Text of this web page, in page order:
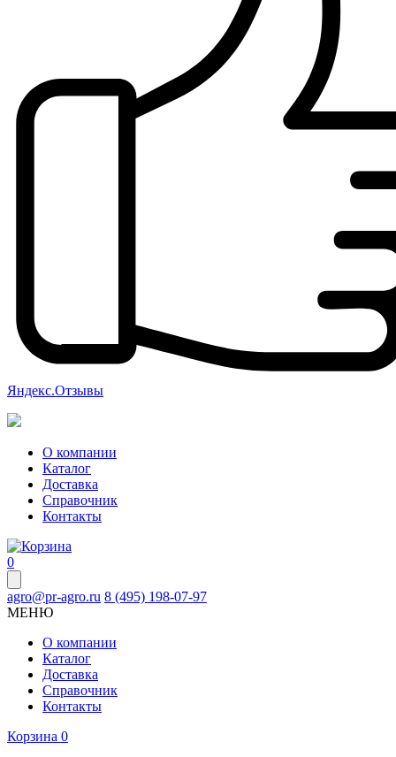
Яндекс.Отзывы
О компании
Каталог
Доставка
Справочник
Контакты
0
agro@pr-agro.ru 8 (495) 198-07-97
МЕНЮ
О компании
Каталог
Доставка
Справочник
Контакты
Корзина 0